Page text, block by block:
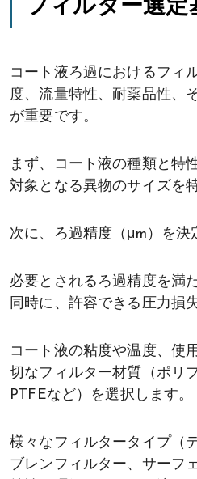
コート液ろ過におけるフィ
度、流量特性、耐薬品性、
が重要です。
まず、コート液の種類と特
対象となる異物のサイズを
次に、ろ過精度（μm）を決
必要とされるろ過精度を満
同時に、許容できる圧力損
コート液の粘度や温度、使
切なフィルター材質（ポリ
PTFEなど）を選択します。
様々なフィルタータイプ（
ブレンフィルター、サーフ